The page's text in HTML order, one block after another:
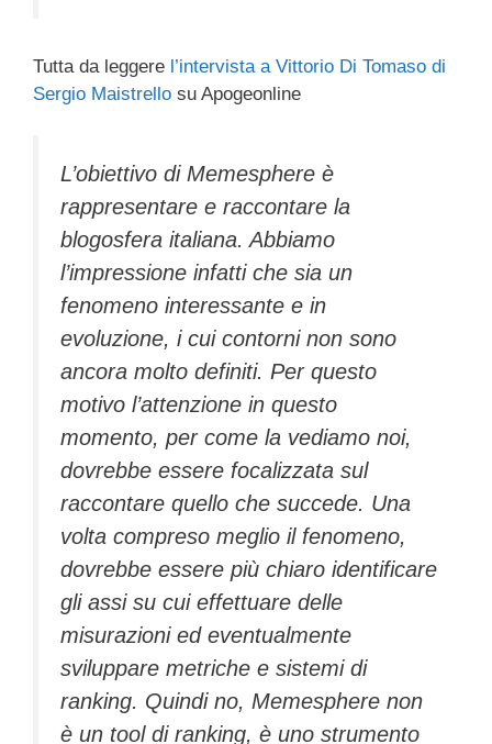
Tutta da leggere l’intervista a Vittorio Di Tomaso di
Sergio Maistrello su Apogeonline
L’obiettivo di Memesphere è
rappresentare e raccontare la
blogosfera italiana. Abbiamo
l’impressione infatti che sia un
fenomeno interessante e in
evoluzione, i cui contorni non sono
ancora molto definiti. Per questo
motivo l’attenzione in questo
momento, per come la vediamo noi,
dovrebbe essere focalizzata sul
raccontare quello che succede. Una
volta compreso meglio il fenomeno,
dovrebbe essere più chiaro identificare
gli assi su cui effettuare delle
misurazioni ed eventualmente
sviluppare metriche e sistemi di
ranking. Quindi no, Memesphere non
è un tool di ranking, è uno strumento